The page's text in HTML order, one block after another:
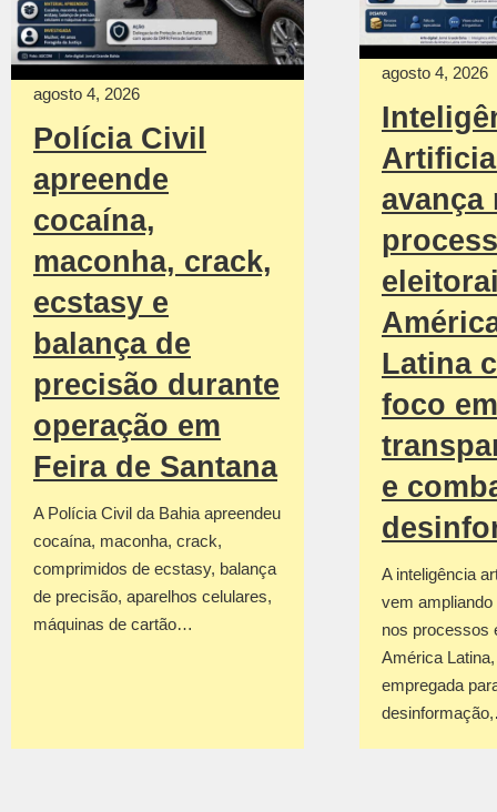
agosto 4, 2026
Polícia Civil
apreende
cocaína,
maconha, crack,
ecstasy e
balança de
precisão durante
operação em
Feira de Santana
A Polícia Civil da Bahia apreendeu
cocaína, maconha, crack,
comprimidos de ecstasy, balança
de precisão, aparelhos celulares,
máquinas de cartão…
agosto 4, 2026
avança
Latina
foco em
e
A inteligência
vem
nos processos
América
empregada